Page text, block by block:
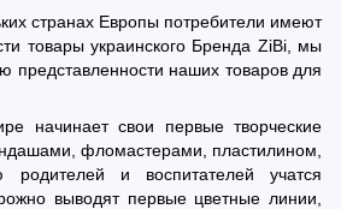
странах Европы потребители имеют
товары украинского Бренда ZiBi, мы
представленности наших товаров для
начинает свои первые творческие
фломастерами, пластилином,
и воспитателей учатся
выводят первые цветные линии,